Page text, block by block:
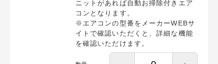
ニットがあれば自動お掃除付きエア
コンとなります。
※エアコンの型番をメーカーWEBサ
イトで確認いただくと、詳細な機能
を確認いただけます。